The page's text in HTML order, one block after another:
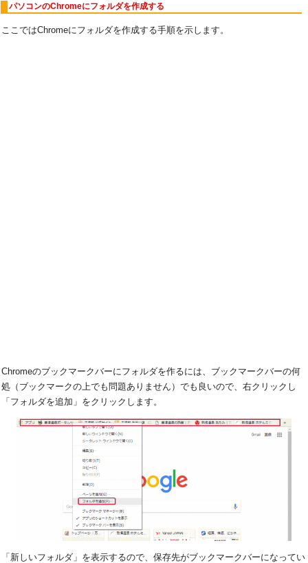
パソコンのChromeにフォルダを作成する
ここではChromeにフォルダを作成する手順を示します。
Chromeのブックマークバーにフォルダを作るには、ブックマークバーの何
処（ブックマークの上でも問題ありません）でも良いので、右クリックし
「フォルダを追加」をクリックします。
「新しいフォルダ」を表示するので、保存先がブックマークバーになってい